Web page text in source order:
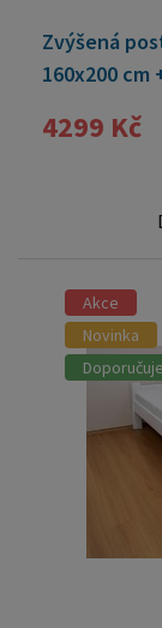
Zvýšená
160x200 cm
4299 Kč
Akce
Novinka